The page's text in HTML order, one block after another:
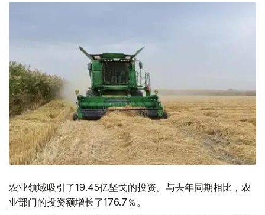
农业领域吸引了19.45亿坚戈的投资。与去年同期相比，农
业部门的投资额增长了176.7％。